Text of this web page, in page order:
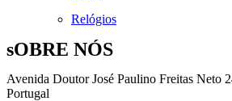
Relógios
sOBRE NÓS
Avenida Doutor José Paulino Freitas Neto
Portugal